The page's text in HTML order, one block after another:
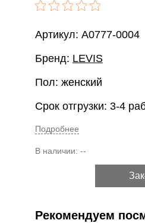
Артикул: A0777-0004
Бренд: LEVIS
Пол: женский
Срок отгрузки: 3-4
Подробнее
В наличии: --
Рекомендуем